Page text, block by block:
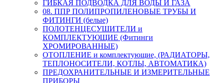
ГИБКАЯ ПОДВОДКА ДЛЯ ВОДЫ И ГАЗА
08. ППР ПОЛИПРОПИЛЕНОВЫЕ ТРУБЫ И
ФИТИНГИ (белые)
ПОЛОТЕНЦЕСУШИТЕЛИ и
КОМПЛЕКТУЮЩИЕ (Фитинги
ХРОМИРОВАННЫЕ)
ОТОПЛЕНИЕ и комплектующие, (РАДИАТОРЫ,
ТЕПЛОНОСИТЕЛИ, КОТЛЫ, АВТОМАТИКА)
ПРЕДОХРАНИТЕЛЬНЫЕ И ИЗМЕРИТЕЛЬНЫЕ
ПРИБОРЫ